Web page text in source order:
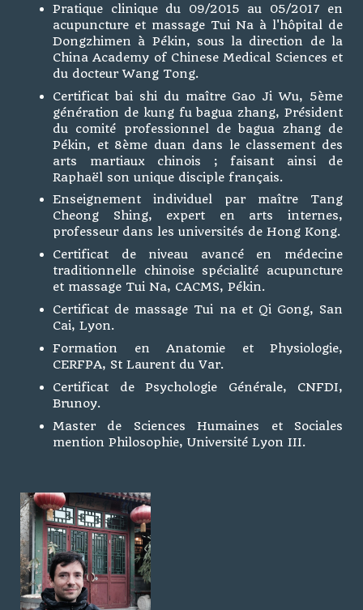
Pratique clinique du 09/2015 au 05/2017 en
acupuncture et massage Tui Na à l'hôpital de
Dongzhimen à Pékin, sous la direction de la
China Academy of Chinese Medical Sciences et
du docteur Wang Tong.
Certificat bai shi du maître Gao Ji Wu, 5ème
génération de kung fu bagua zhang, Président
du comité professionnel de bagua zhang de
Pékin, et 8ème duan dans le classement des
arts martiaux chinois ; faisant ainsi de
Raphaël son unique disciple français.
Enseignement individuel par maître Tang
Cheong Shing, expert en arts internes,
professeur dans les universités de Hong Kong.
Certificat de niveau avancé en médecine
traditionnelle chinoise spécialité acupuncture
et massage Tui Na, CACMS, Pékin.
Certificat de massage Tui na et Qi Gong, San
Cai, Lyon.
Formation en Anatomie et Physiologie,
CERFPA, St Laurent du Var.
Certificat de Psychologie Générale, CNFDI,
Brunoy.
Master de Sciences Humaines et Sociales
mention Philosophie, Université Lyon III.